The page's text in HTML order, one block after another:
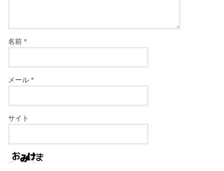
名前*
メール*
サイト